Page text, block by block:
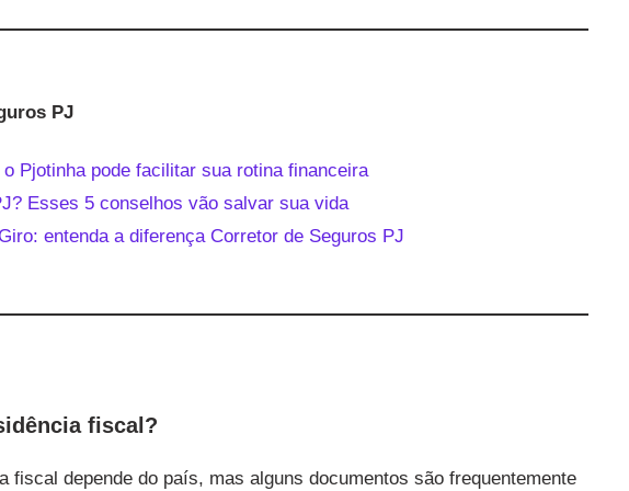
PJ
Pjotinha pode facilitar sua rotina financeira
Esses 5 conselhos vão salvar sua vida
entenda a diferença Corretor de Seguros PJ
fiscal?
fiscal depende do país, mas alguns documentos são frequentemente